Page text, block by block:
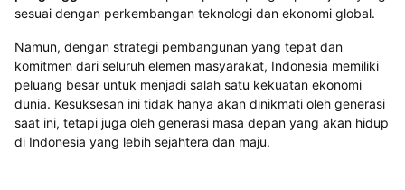
sesuai dengan perkembangan teknologi dan ekonomi global.
Namun, dengan strategi pembangunan yang tepat dan
komitmen dari seluruh elemen masyarakat, Indonesia memiliki
peluang besar untuk menjadi salah satu kekuatan ekonomi
dunia. Kesuksesan ini tidak hanya akan dinikmati oleh generasi
saat ini, tetapi juga oleh generasi masa depan yang akan hidup
di Indonesia yang lebih sejahtera dan maju.